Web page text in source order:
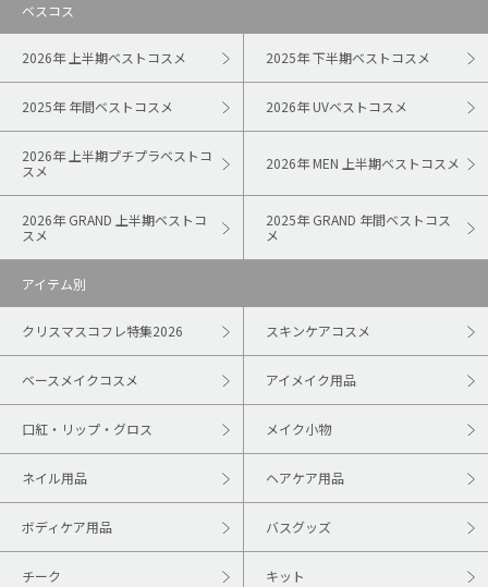
ベスコス
2026年 上半期ベストコスメ 2025年 下半期ベストコスメ
2025年 年間ベストコスメ 2026年 UVベストコスメ
2026年 上半期プチプラベストコ
スメ
2026年 MEN 上半期ベストコスメ
2026年 GRAND 上半期ベストコ
スメ
2025年 GRAND 年間ベストコス
メ
アイテム別
クリスマスコフレ特集2026 スキンケアコスメ
ベースメイクコスメ アイメイク用品
口紅・リップ・グロス メイク小物
ネイル用品 ヘアケア用品
ボディケア用品 バスグッズ
チーク キット